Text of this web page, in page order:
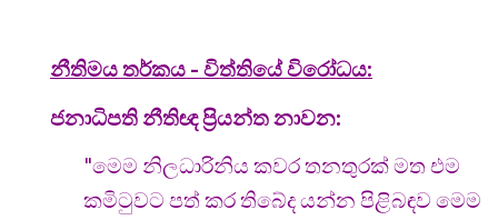
නීතිමය තර්කය - විත්තියේ විරෝධය:
ජනාධිපති නීතිඥ ප්‍රියන්ත නාවන:
"මෙම නිලධාරිනිය කවර තනතුරක් මත එම
කමිටුවට පත් කර තිබේද යන්න පිළිබඳව මෙම